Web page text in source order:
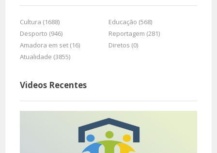
Cultura (1688)
Educação (568)
Desporto (946)
Reportagem (281)
Amadora em set (16)
Diretos (0)
Atualidade (3855)
Videos Recentes